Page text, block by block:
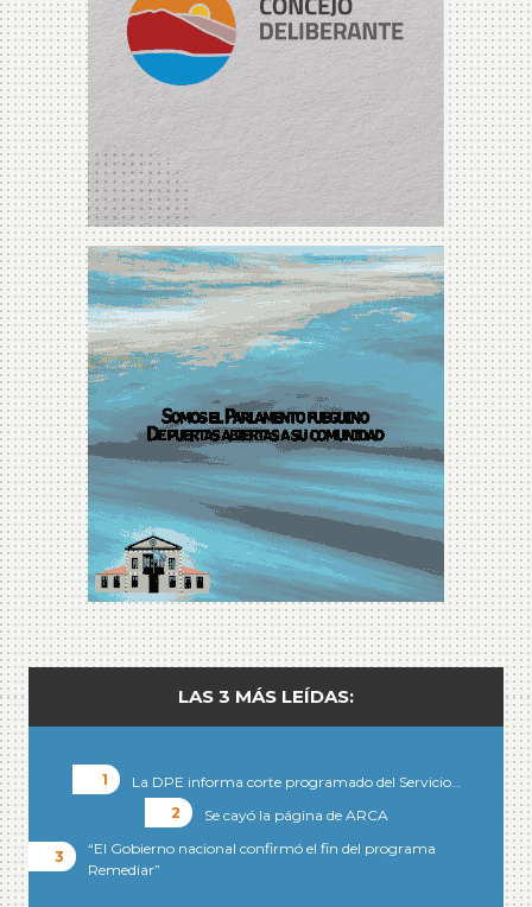
LAS 3 MÁS LEÍDAS:
La DPE informa corte programado del Servicio…
Se cayó la página de ARCA
“El Gobierno nacional confirmó el fin del programa
Remediar”